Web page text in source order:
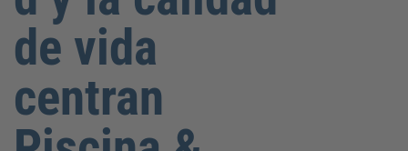
de vida
centran